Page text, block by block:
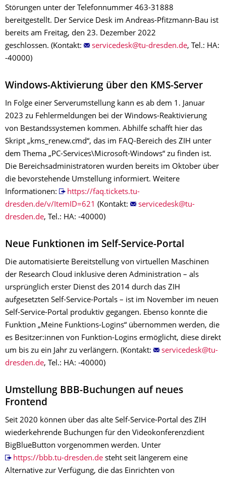
Störungen unter der Telefonnummer 463-31888
bereitgestellt. Der Service Desk im Andreas-Pfitzmann-Bau ist
bereits am Freitag, den 23. Dezember 2022
geschlossen. (Kontakt:
, Tel.: HA:
-40000)
Windows-Aktivierung über den KMS-Server
In Folge einer Serverumstellung kann es ab dem 1. Januar
2023 zu Fehlermeldungen bei der Windows-Reaktivierung
von Bestandssystemen kommen. Abhilfe schafft hier das
Skript „kms_renew.cmd“, das im FAQ-Bereich des ZIH unter
dem Thema „PC-Services\Microsoft-Windows“ zu finden ist.
Die Bereichsadministratoren wurden bereits im Oktober über
die bevorstehende Umstellung informiert. Weitere
Informationen:
https://faq.tickets.tu-
dresden.de/v/ItemID=621 (Kontakt:
, Tel.: HA: -40000)
Neue Funktionen im Self-Service-Portal
Die automatisierte Bereitstellung von virtuellen Maschinen
der Research Cloud inklusive deren Administration – als
ursprünglich erster Dienst des 2014 durch das ZIH
aufgesetzten Self-Service-Portals – ist im November im neuen
Self-Service-Portal produktiv gegangen. Ebenso konnte die
Funktion „Meine Funktions-Logins“ übernommen werden, die
es Besitzer:innen von Funktion-Logins ermöglicht, diese direkt
um bis zu ein Jahr zu verlängern. (Kontakt:
, Tel.: HA: -40000)
Umstellung BBB-Buchungen auf neues
Frontend
Seit 2020 können über das alte Self-Service-Portal des ZIH
wiederkehrende Buchungen für den Videokonferenzdient
BigBlueButton vorgenommen werden. Unter
https://bbb.tu-dresden.desteht seit längerem eine
Alternative zur Verfügung, die das Einrichten von